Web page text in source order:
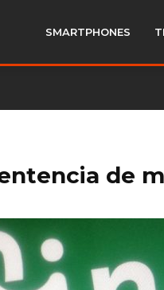
SMARTPHONES
de